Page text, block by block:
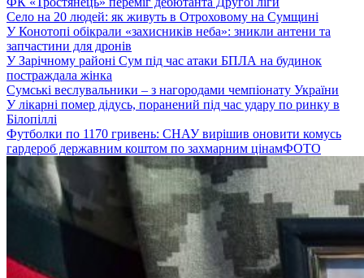
Село на 20 людей: як живуть в Отроховому на Сумщині
У Конотопі обікрали «захисників неба»: зникли антени та
запчастини для дронів
У Зарічному районі Сум під час атаки БПЛА на будинок
постраждала жінка
Сумські веслувальники – з нагородами чемпіонату України
У лікарні помер дідусь, поранений під час удару по ринку в
Білопіллі
Футболки по 1170 гривень: СНАУ вирішив оновити комусь
гардероб державним коштом по захмарним цінамФОТО